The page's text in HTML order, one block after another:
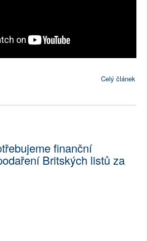
Celý článek
finanční
Britských listů za